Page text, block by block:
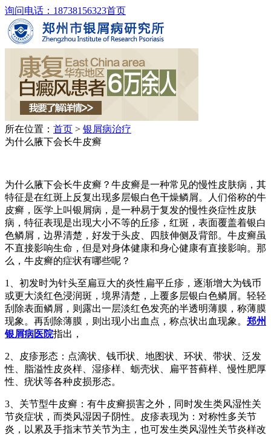
首页
询问电话：18738156323
所在位置： 首页 > 银屑病治疗
为什么腋下会长牛皮癣
为什么腋下会长牛皮癣？牛皮癣是一种常见的慢性皮肤病，其
特征是在红斑上反复出现多层银白色干燥鳞屑。人们俗称的牛
皮癣，医学上叫银屑病，是一种易于复发的慢性炎症性皮肤
病，特征表现是出现大小不等的丘疹，红斑，表面覆盖着银白
色鳞屑，边界清楚，好发于头皮、四肢伸侧及背部。牛皮癣虽
不直接影响生命，但是对身体健康和身心健康有直接影响。那
么，牛皮癣的症状有哪些呢？
1、初发时为针头至扁豆大的炎性扁平丘疹，逐渐增大为钱币
或更大淡红色浸润斑，境界清楚，上覆多层银白色鳞屑。轻轻
刮除表面鳞屑，则露出一层淡红色发亮的半透明薄膜，称薄膜
现象。再刮除薄膜，则出现小出血点，称点状出血现象。 郑州
银屑病医院指出，
2、皮疹形态：点滴状、钱币状、地图状、环状、带状、泛发
性、脂溢性皮炎样、湿疹样、蛎壳状、扁平苔藓样、慢性肥厚
性、疣状等各种皮损形态。
3、关节型牛皮癣：有牛皮癣损害之外，同时发生类风湿性关
节炎症状，而类风湿因子阴性。皮疹表现为：对称性多关节
炎，以累及手指末节关节为主，也可发生类风湿性关节炎样改